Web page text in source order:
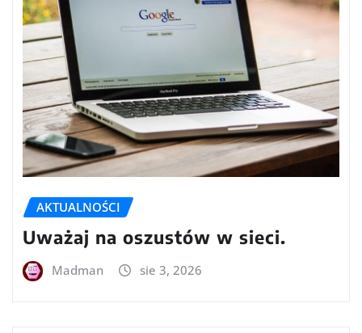
AKTUALNOŚCI
Uważaj na oszustów w sieci.
Madman sie 3, 2026